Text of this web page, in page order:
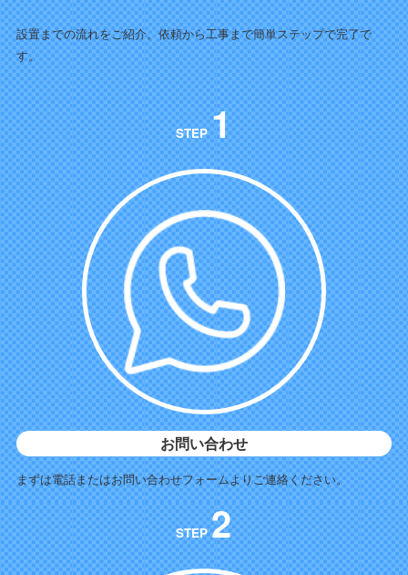
設置までの流れをご紹介。依頼から工事まで簡単ステップで完了で
す。
STEP1
お問い合わせ
まずは電話またはお問い合わせフォームよりご連絡ください。
STEP2